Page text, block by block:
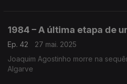
1984 – A última etapa de
Ep. 42
27 mai. 2025
Joaquim Agostinho morre na
Algarve